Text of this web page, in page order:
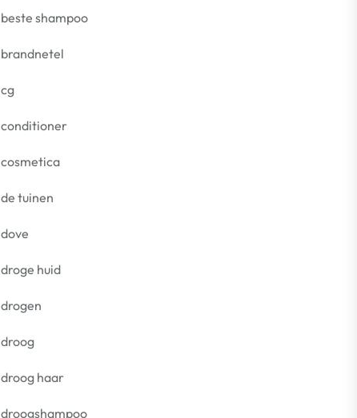
beste shampoo
brandnetel
cg
conditioner
cosmetica
de tuinen
dove
droge huid
drogen
droog
droog haar
droogshampoo